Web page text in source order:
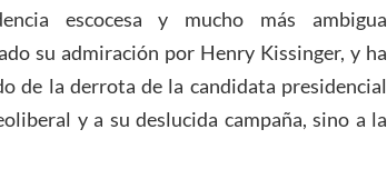
escocesa y mucho más ambigua
su admiración por Henry Kissinger, y ha
de la derrota de la candidata presidencial
y a su deslucida campaña, sino a la